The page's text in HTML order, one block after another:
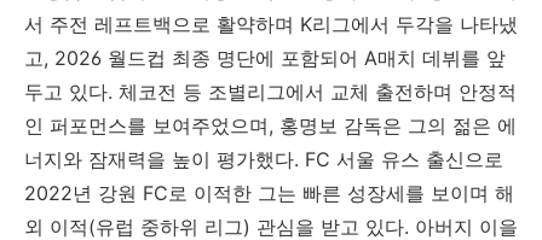
서 주전 레프트백으로 활약하며 K리그에서 두각을 나타냈
고, 2026 월드컵 최종 명단에 포함되어 A매치 데뷔를 앞
두고 있다. 체코전 등 조별리그에서 교체 출전하며 안정적
인 퍼포먼스를 보여주었으며, 홍명보 감독은 그의 젊은 에
너지와 잠재력을 높이 평가했다. FC 서울 유스 출신으로
2022년 강원 FC로 이적한 그는 빠른 성장세를 보이며 해
외 이적(유럽 중하위 리그) 관심을 받고 있다. 아버지 이을